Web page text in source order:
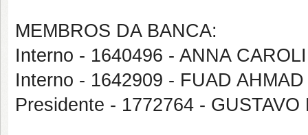
MEMBROS DA BANCA:
Interno - 1640496 - ANNA
Interno - 1642909 - FUAD
Presidente - 1772764 -